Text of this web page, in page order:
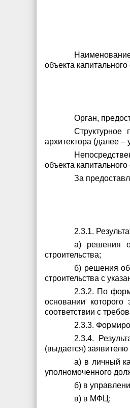
объекта капитального
Орган,
Структурное
архитектора (далее –
объекта
За
2.3.1.
а) решения о
строительства;
б) решения об
строительства с
2.3.2. По
основании
соответствии с
2.3.3.
2.3.4.
(выдается)
а) в личный
уполномоченного
б) в
в) в МФЦ;